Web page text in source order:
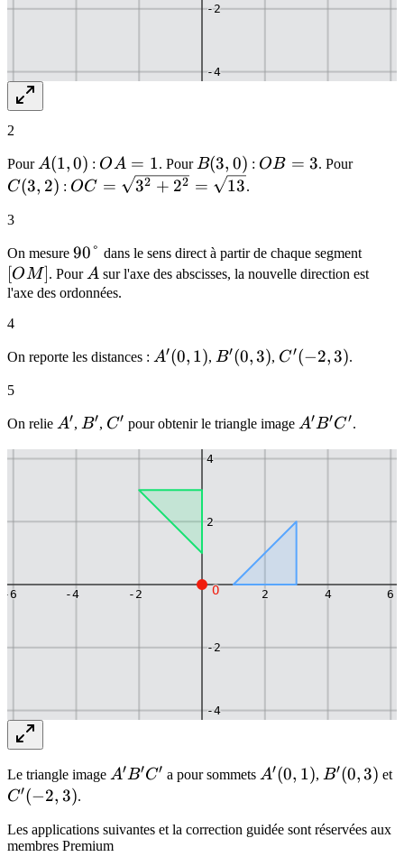
-8
-4
-2
2
PourA(1,0)
A(1,0) : OA
=
O A = 1. PourB(3,0)
B(3, 0) : OB
OB = 3. PourC(3,2)
C(3, 2) : OC =
OC = 32 + 22 = 13.
3
On mesure 90°
90° dans le sens direct à partir de chaque segment[OM]
[O M]. PourA
A sur l'axe des abscisses, la nouvelle direction est
l'axe des ordonnées.
4
On reporte les distances : A'(0,1)
A′(0, 1), B'(0,3)
B′(0, 3), C'(-2,3)
C′(−2,3).
5
On relie A'
A′, B'
B′, C'
C′ pour obtenir le triangle image A'B'C'
A′B′C′.
-6 -4 -2 2 4 6
-8
-6
-4
-2
2
4
O
Le triangle image A'B'C'
A′B′C′ a pour sommets A'(0,1)
A′(0, 1), B'(0,3)
B′(0,3) et
C′(−2, 3).
Les applications suivantes et la correction guidée sont réservées aux
membres Premium